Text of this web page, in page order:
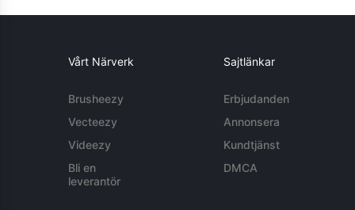
Vårt Närverk
Brusheezy
Vecteezy
Videezy
Bli en
leverantör
Sajtlänkar
Erbjudanden
Annonsera
Kundtjänst
DMCA